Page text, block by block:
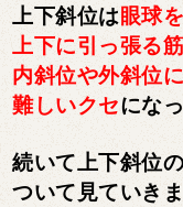
上下斜位は眼球を
上下に引っ張る
内斜位や外斜位
難しいクセにな
続いて上下斜位
ついて見ていき